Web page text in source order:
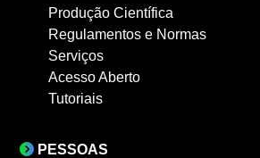
Produção Científica
Regulamentos e Normas
Serviços
Acesso Aberto
Tutoriais
PESSOAS